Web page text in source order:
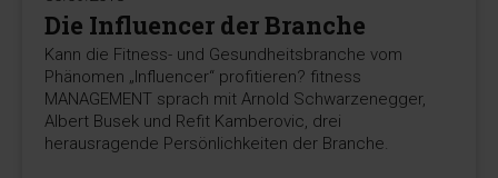
Die Influencer der Branche
Kann die Fitness- und Gesundheitsbranche vom
Phänomen „Influencer“ profitieren? fitness
MANAGEMENT sprach mit Arnold Schwarzenegger,
Albert Busek und Refit Kamberovic, drei
herausragende Persönlichkeiten der Branche.